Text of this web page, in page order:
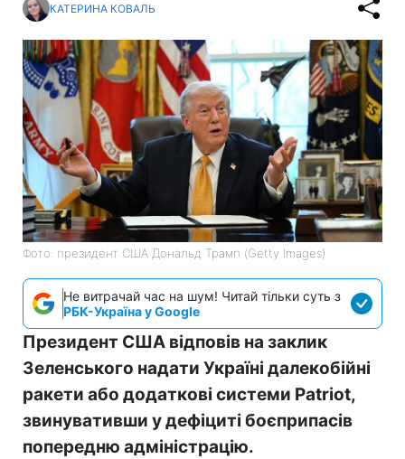
КАТЕРИНА КОВАЛЬ
Фото: президент США Дональд Трамп (Getty Images)
Не витрачай час на шум! Читай тільки суть з
РБК-Україна у Google
Президент США відповів на заклик
Зеленського надати Україні далекобійні
ракети або додаткові системи Patriot,
звинувативши у дефіциті боєприпасів
попередню адміністрацію.